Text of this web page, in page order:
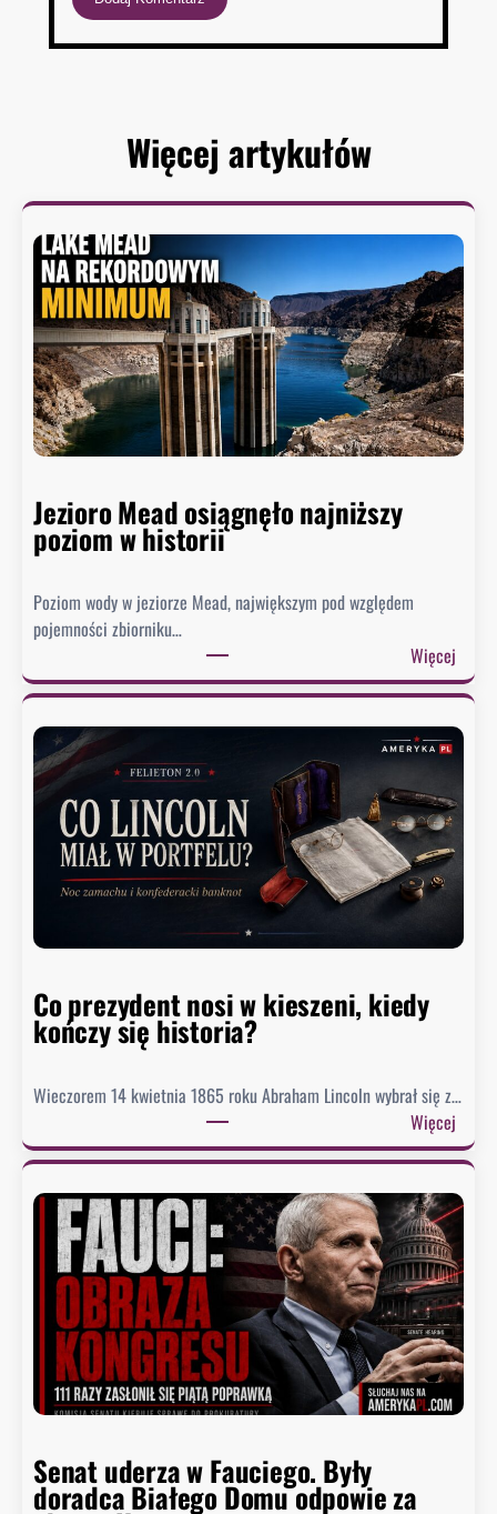
Więcej artykułów
Jezioro Mead osiągnęło najniższy
poziom w historii
Poziom wody w jeziorze Mead, największym pod względem
pojemności zbiorniku…
Więcej:
J
z
i
r
d
n
ę
ł
o
n
a
j
n
i
ż
s
Co prezydent nosi w kieszeni, kiedy
kończy się historia?
Wieczorem 14 kwietnia 1865 roku Abraham Lincoln wybrał się z…
Więcej:
C
p
e
z
y
d
e
n
t
Senat uderza w Fauciego. Były
doradca Białego Domu odpowie za